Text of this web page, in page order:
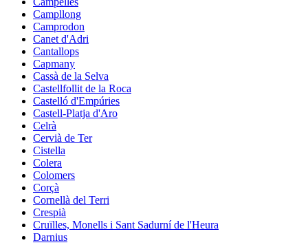
Campllong
Camprodon
Canet d'Adri
Cantallops
Capmany
Cassà de la Selva
Castellfollit de la Roca
Castelló d'Empúries
Castell-Platja d'Aro
Celrà
Cervià de Ter
Cistella
Colera
Colomers
Corçà
Cornellà del Terri
Crespià
Cruïlles, Monells i Sant Sadurní de l'Heura
Darnius